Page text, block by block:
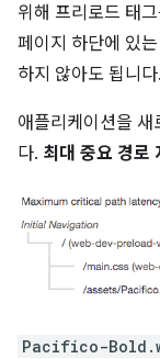
위해 프리로드 태
페이지 하단에 있
하지 않아도 됩니다.
애플리케이션을
다. 최대 중요 경로
Pacifico-